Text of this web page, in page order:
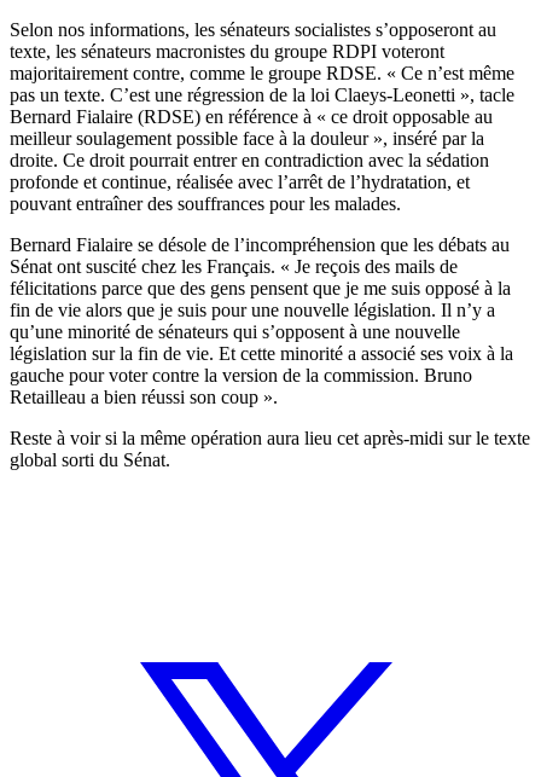
Selon nos informations, les sénateurs socialistes s’opposeront au
texte, les sénateurs macronistes du groupe RDPI voteront
majoritairement contre, comme le groupe RDSE. « Ce n’est même
pas un texte. C’est une régression de la loi Claeys-Leonetti », tacle
Bernard Fialaire (RDSE) en référence à « ce droit opposable au
meilleur soulagement possible face à la douleur », inséré par la
droite. Ce droit pourrait entrer en contradiction avec la sédation
profonde et continue, réalisée avec l’arrêt de l’hydratation, et
pouvant entraîner des souffrances pour les malades.
Bernard Fialaire se désole de l’incompréhension que les débats au
Sénat ont suscité chez les Français. « Je reçois des mails de
félicitations parce que des gens pensent que je me suis opposé à la
fin de vie alors que je suis pour une nouvelle législation. Il n’y a
qu’une minorité de sénateurs qui s’opposent à une nouvelle
législation sur la fin de vie. Et cette minorité a associé ses voix à la
gauche pour voter contre la version de la commission. Bruno
Retailleau a bien réussi son coup ».
Reste à voir si la même opération aura lieu cet après-midi sur le texte
global sorti du Sénat.